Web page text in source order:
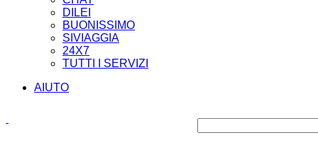
DILEI
BUONISSIMO
SIVIAGGIA
24X7
TUTTI I SERVIZI
AIUTO